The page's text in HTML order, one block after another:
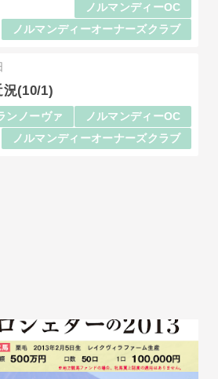
ノルマンディーOC
ノルマンディーオーナーズクラブ
況(10/1)
ンノーヴァ
ノルマンディーOC
ノルマンディーオーナーズクラブ